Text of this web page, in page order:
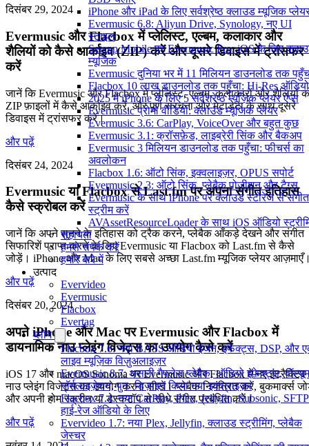
iPhone और iPad के लिए सर्वश्रेष्ठ क्लाउड म्यूजिक
Evermusic 6.8: Aliyun Drive, Synology, नए UI
स्टाइल
Setapp Mobile पर Evermusic Pro: iOS के लिए
म्यूजिक
Evermusic दुनिया भर में 11 मिलियन डाउनलोड तक
Flacbox 10 लाख डाउनलोड तक पहुँचा: Hi-Res ऑडियो
2025 में iPhone के लिए 5 सर्वश्रेष्ठ म्यूज़िक प्लेयर ऐप्स
Evermusic प्रोमो वीडियो: क्लाउड म्यूजिक प्लेयर
Evermusic 3.6: CarPlay, VoiceOver और बहुत कुछ
Evermusic 3.1: क्रॉसफ़ेड, लाइब्रेरी सिंक और बैकअप
Evermusic 3 मिलियन डाउनलोड तक पहुँचा: फीचर्स का
अवलोकन
Flacbox 1.6: ऑटो सिंक, इक्वलाइज़र, OPUS सपोर्ट
Evermusic 2.3: ऑटो सिंक, प्लेबैक पोजीशन और टैग्स
Evermusic के साथ iPhone पर क्लाउड स्टोरेज से संगीत
स्ट्रीम करें
AVAssetResourceLoader के साथ iOS ऑडियो
सहायता
हमसे संपर्क करें
हमारे बारे में
उत्पाद
Evervideo
Evermusic
Flacbox
Evertag
ब्लॉग
Flacbox 7.6: नया BASS ऑडियो इंजन, इफेक्ट्स, DSP, और
लाइव म्यूज़िक विज़ुअलाइज़र
Evermusic 8.7: असली गैपलेस प्लेबैक, ऑडियो इफ़ेक्ट्स, वॉल्यूम
नॉर्मलाइज़ेशन, पुनः डिज़ाइन किया गया इक्वलाइज़र
Flacbox 7.4: नया CarPlay, Plex, Jellyfin, Subsonic, SFTP
हाई-रेज ऑडियो के लिए
Evervideo 1.7: नया Plex, Jellyfin, क्लाउड स्ट्रीमिंग, प्लेबैक
जेस्चर
दिसंबर 29, 2024
Evermusic और Flacbox में प्लेलिस्ट, एल्बम, कलाकार और
शैलियों को कैसे आर्काइव (ZIP) करें और दूसरे डिवाइस में ट्रांसफर
करें
जानें कि Evermusic और Flacbox में प्लेलिस्ट, एल्बम, कलाकारों और शैलियों
ZIP फ़ाइलों में कैसे आर्काइव करें, और पूर्ण संरचना और मेटाडेटा के साथ दूसरे
डिवाइस में ट्रांसफर करें।
और पढ़ें
दिसंबर 24, 2024
Evermusic या Flacbox से Last.fm पर अपना संगीत इतिहास
कैसे स्क्रोबल करें
जानें कि अपने सुनने के इतिहास को ट्रैक करने, प्लेबैक आँकड़े देखने और संगीत
सिफारिशें प्राप्त करने के लिए Evermusic या Flacbox को Last.fm से कैसे
जोड़ें। iPhone और Mac के लिए सबसे अच्छा Last.fm म्यूजिक प्लेयर
और पढ़ें
दिसंबर 20, 2024
अपने iPhone और Mac पर Evermusic और Flacbox में
डायनामिक नाउ प्लेइंग विजेट्स का उपयोग कैसे करें
iOS 17 और macOS Sonoma पर Evermusic और Flacbox में नए इंटरैक्टिव
नाउ प्लेइंग विजेट्स का उपयोग करना सीखें। प्लेबैक नियंत्रित करें, बुकमार्क्स
और अपनी होम स्क्रीन या डेस्कटॉप से सीधे संगीत प्रबंधित करें।
और पढ़ें